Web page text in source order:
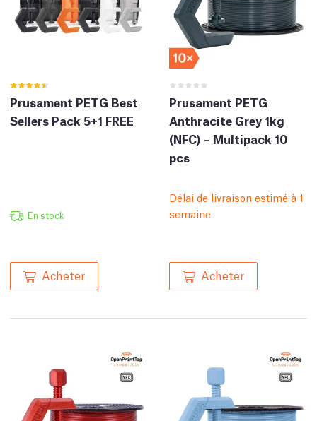
Prusament PETG Best
Sellers Pack 5+1 FREE
En stock
Acheter
Prusament PETG
Anthracite Grey 1kg
(NFC) – Multipack 10
pcs
Délai de livraison estimé à 1
semaine
Acheter